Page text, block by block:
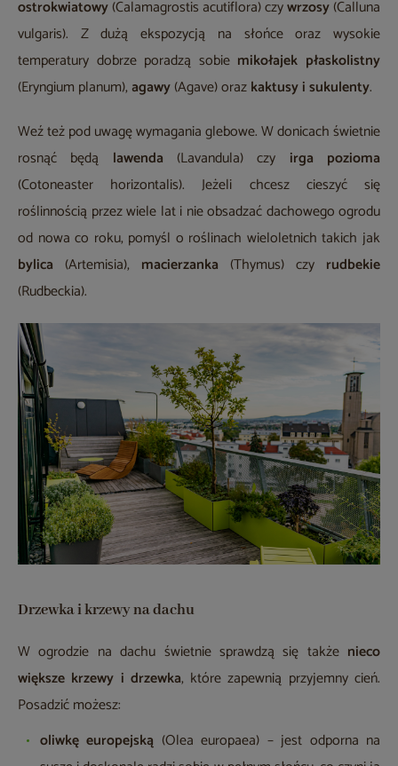
ostrokwiatowy(Calamagrostis acutiflora) czywrzosy(Calluna
vulgaris). Z dużą ekspozycją na słońce oraz wysokie
temperatury dobrze poradzą sobie mikołajek płaskolistny
(Eryngium planum),agawy(Agave) orazkaktusy i sukulenty.
Weź też pod uwagę wymagania glebowe. W donicach świetnie
rosnąć będą lawenda (Lavandula) czy irga pozioma
(Cotoneaster horizontalis). Jeżeli chcesz cieszyć się
roślinnością przez wiele lat i nie obsadzać dachowego ogrodu
od nowa co roku, pomyśl o roślinach wieloletnich takich jak
bylica (Artemisia), macierzanka (Thymus) czy rudbekie
(Rudbeckia).
Drzewka i krzewy na dachu
W ogrodzie na dachu świetnie sprawdzą się takżenieco
większe krzewy i drzewka, które zapewnią przyjemny cień.
Posadzić możesz:
oliwkę europejską (Olea europaea) – jest odporna na